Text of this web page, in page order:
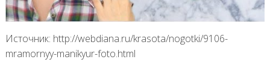
Источник: http://webdiana.ru/krasota/nogotki/9106-
mramornyy-manikyur-foto.html